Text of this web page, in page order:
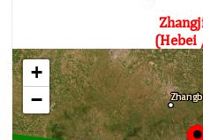
(Hebei
+
−